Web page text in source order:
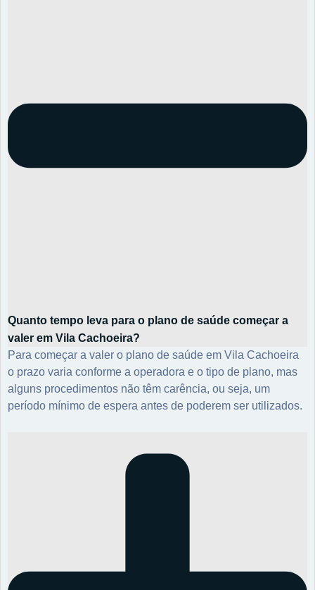
Quanto tempo leva para o plano de saúde começar a
valer em Vila Cachoeira?
Para começar a valer o plano de saúde em Vila Cachoeira
o prazo varia conforme a operadora e o tipo de plano, mas
alguns procedimentos não têm carência, ou seja, um
período mínimo de espera antes de poderem ser utilizados.